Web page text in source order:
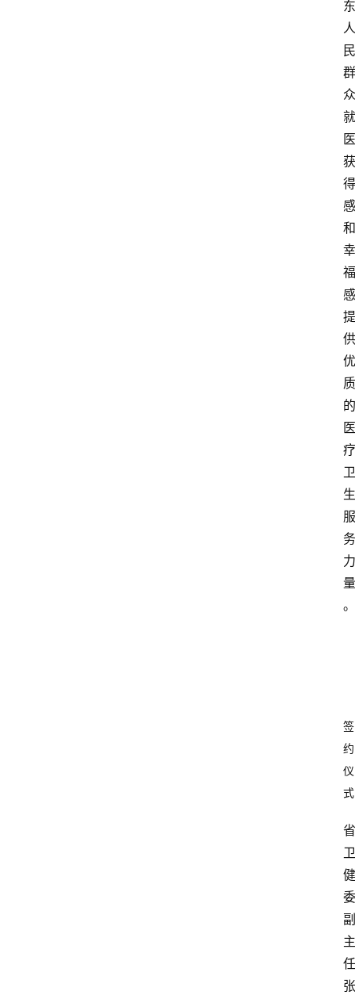
东
人
民
群
众
就
医
获
得
感
和
幸
福
感
提
供
优
质
的
医
疗
卫
生
服
务
力
量
。
签
约
仪
式
省
卫
健
委
副
主
任
张